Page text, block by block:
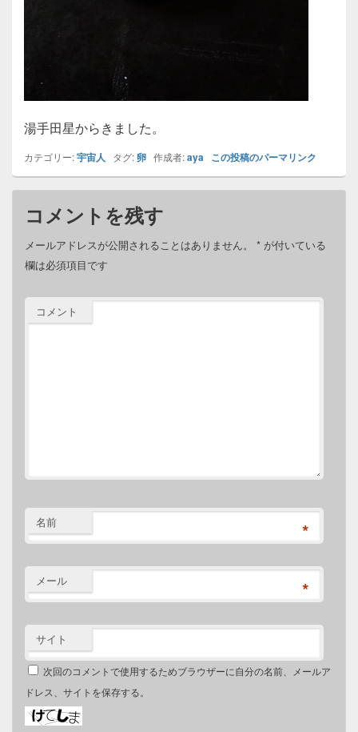
湯手田星からきました。
カテゴリー:宇宙人 タグ: 卵 作成者:aya この投稿のパーマリンク
コメントを残す
メールアドレスが公開されることはありません。 * が付いている
欄は必須項目です
コメント
名前 *
メール *
サイト
次回のコメントで使用するためブラウザーに自分の名前、メールア
ドレス、サイトを保存する。